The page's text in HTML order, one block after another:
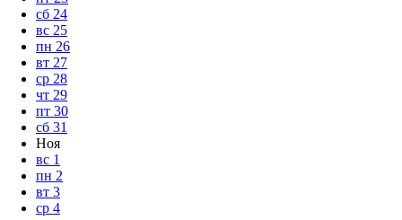
сб 24
вс 25
пн 26
вт 27
ср 28
чт 29
пт 30
сб 31
Ноя
вс 1
пн 2
вт 3
ср 4